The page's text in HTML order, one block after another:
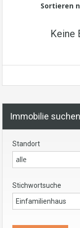
Sortieren
Keine
Immobilie suchen
Standort
alle
Stichwortsuche